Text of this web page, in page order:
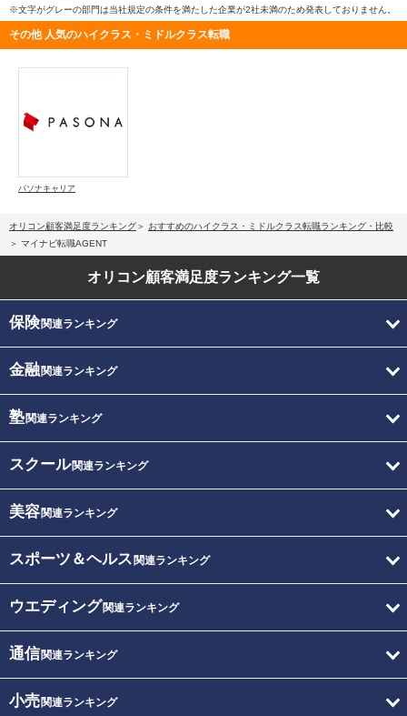
※文字がグレーの部門は当社規定の条件を満たした企業が2社未満のため発表しておりません。
その他 人気のハイクラス・ミドルクラス転職
パソナキャリア
オリコン顧客満足度ランキング
おすすめのハイクラス・ミドルクラス転職ランキング・比較
マイナビ転職AGENT
オリコン顧客満足度ランキング一覧
保険関連ランキング
金融関連ランキング
塾関連ランキング
スクール関連ランキング
美容関連ランキング
スポーツ＆ヘルス 関連ランキング
ウエディング関連ランキング
通信関連ランキング
小売関連ランキング